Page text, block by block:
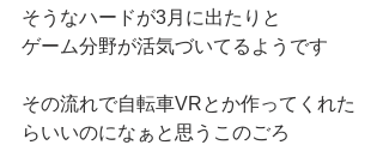
そうなハードが3月に出たりと
ゲーム分野が活気づいてるようです
その流れで自転車VRとか作ってくれた
らいいのになぁと思うこのごろ